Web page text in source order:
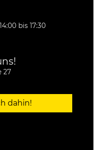
bis 17:30
27
dahin!